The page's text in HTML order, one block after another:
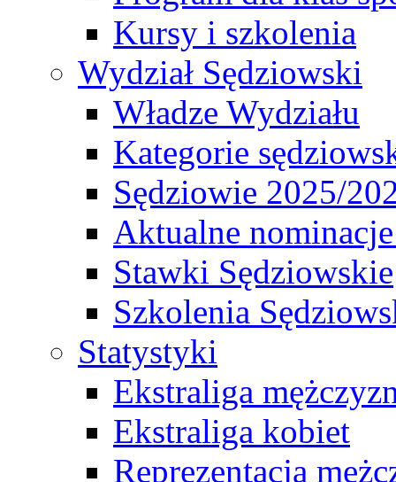
Kursy i szkolenia
Wydział Sędziowski
Władze Wydziału
Kategorie
Sędziowie 2025/
Aktualne
Stawki Sędziowskie
Szkolenia
Statystyki
Ekstraliga
Ekstraliga kobiet
Reprezentacja